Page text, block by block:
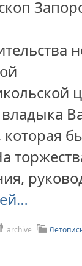
archive